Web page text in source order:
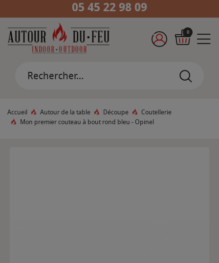
05 45 22 98 09
0
Accueil Autour de la table Découpe
Coutellerie
Mon premier couteau à bout rond bleu - Opinel